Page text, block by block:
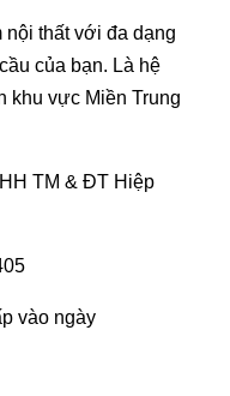
nội thất với đa dạng
của bạn. Là hệ
khu vực Miền Trung
TM & ĐT Hiệp
vào ngày